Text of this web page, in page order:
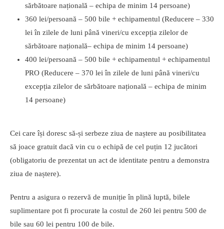
sărbătoare națională – echipa de minim 14 persoane)
360 lei/persoană – 500 bile + echipamentul (Reducere – 330
lei în zilele de luni până vineri/cu excepția zilelor de
sărbătoare națională– echipa de minim 14 persoane)
400 lei/persoană – 500 bile + echipamentul + echipamentul
PRO (Reducere – 370 lei în zilele de luni până vineri/cu
excepția zilelor de sărbătoare națională – echipa de minim
14 persoane)
Cei care își doresc să-și serbeze ziua de naștere au posibilitatea
să joace gratuit dacă vin cu o echipă de cel puțin 12 jucători
(obligatoriu de prezentat un act de identitate pentru a demonstra
ziua de naștere).
Pentru a asigura o rezervă de muniție în plină luptă, bilele
suplimentare pot fi procurate la costul de 260 lei pentru 500 de
bile sau 60 lei pentru 100 de bile.